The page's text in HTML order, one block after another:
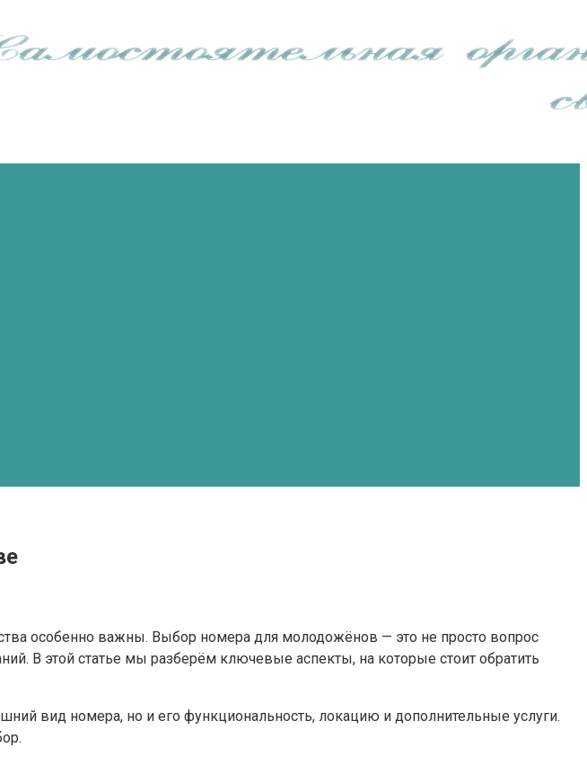
особенно важны. Выбор номера для молодожёнов — это не просто вопрос
В этой статье мы разберём ключевые аспекты, на которые стоит обратить
вид номера, но и его функциональность, локацию и дополнительные услуги.